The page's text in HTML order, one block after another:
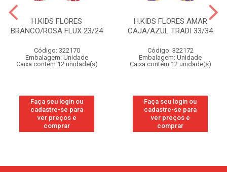
H.KIDS FLORES
BRANCO/ROSA FLUX 23/24
Código: 322170
Embalagem: Unidade
Caixa contém 12 unidade(s)
Faça seu login ou
cadastre-se para
ver preços e
comprar
H.KIDS FLORES AMAR
CAJA/AZUL TRADI 33/34
Código: 322172
Embalagem: Unidade
Caixa contém 12 unidade(s)
Faça seu login ou
cadastre-se para
ver preços e
comprar